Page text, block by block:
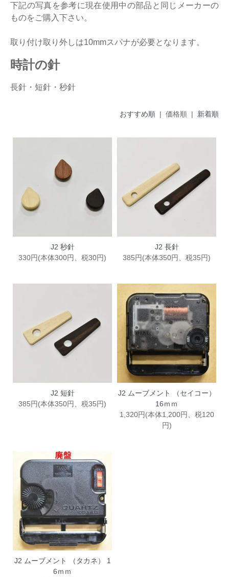
下記の写真を参考に現在使用中の部品と同じメーカーの
ものをご購入下さい。
取り付け取り外しは10mmスパナが必要となります。
時計の針
長針・短針・秒針
おすすめ順 | 価格順 | 新着順
J2 秒針
330円(本体300円、税30円)
J2 長針
385円(本体350円、税35円)
J2 短針
385円(本体350円、税35円)
J2 ムーブメント （セイコー）
16ｍｍ
1,320円(本体1,200円、税120
円)
J2 ムーブメント （タカネ） 1
6ｍｍ